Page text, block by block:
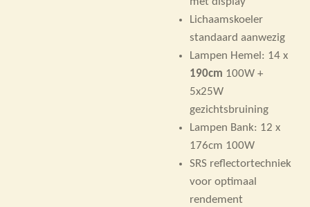
Lichaamskoeler
standaard aanwezig
Lampen Hemel: 14 x
190cm 100W +
5x25W
gezichtsbruining
Lampen Bank: 12 x
176cm 100W
SRS reflectortechniek
voor optimaal
rendement